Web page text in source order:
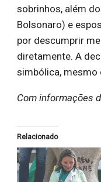
sobrinhos, além
Bolsonaro) e
por descumprir
diretamente. A
simbólica, mesmo
Com informações
Relacionado